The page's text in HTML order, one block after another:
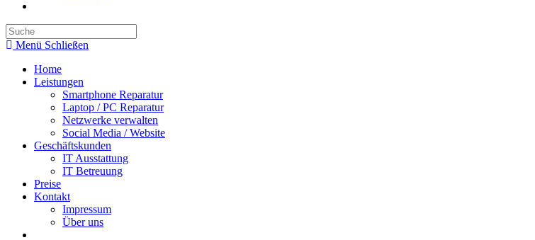
umschalten
Menü Schließen
Home
Leistungen
Smartphone Reparatur
Laptop / PC Reparatur
Netzwerke verwalten
Social Media / Website
Geschäftskunden
IT Ausstattung
IT Betreuung
Preise
Kontakt
Impressum
Über uns